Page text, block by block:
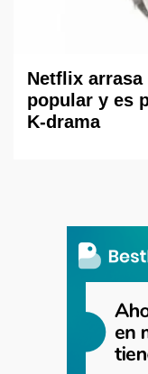
Netflix arrasa
popular y es
K-drama